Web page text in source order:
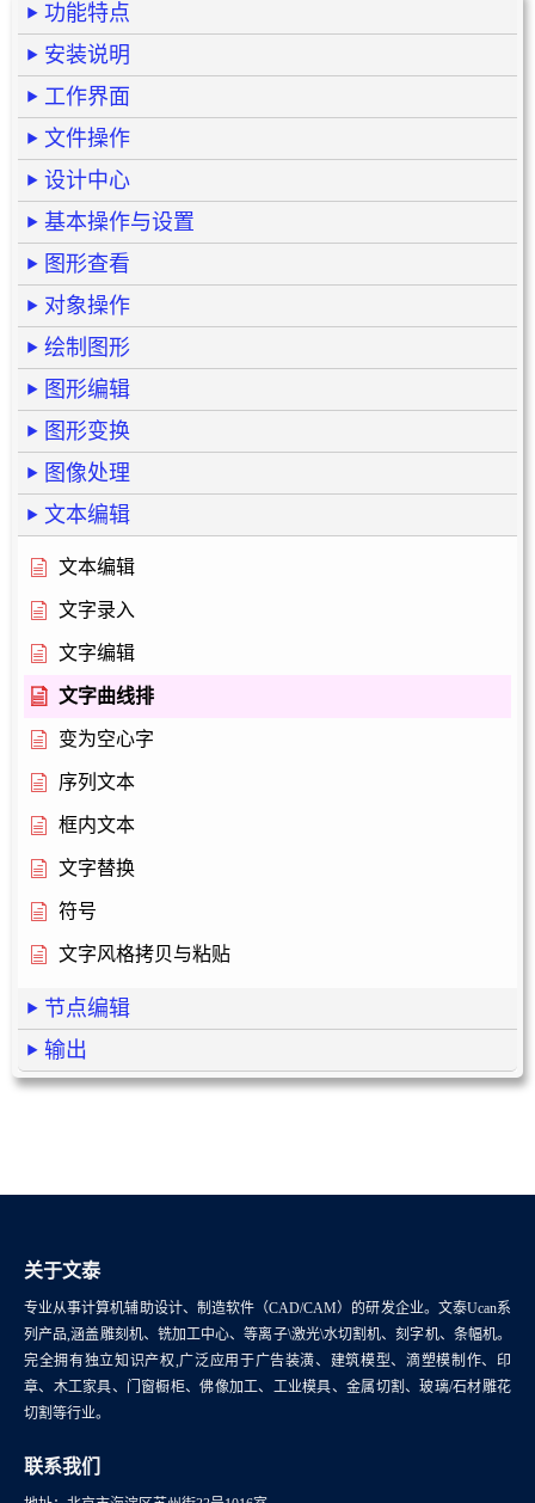
功能特点
安装说明
工作界面
文件操作
设计中心
基本操作与设置
图形查看
对象操作
绘制图形
图形编辑
图形变换
图像处理
文本编辑
文本编辑
文字录入
文字编辑
文字曲线排
变为空心字
序列文本
框内文本
文字替换
符号
文字风格拷贝与粘贴
节点编辑
输出
关于文泰
专业从事计算机辅助设计、制造软件（CAD/CAM）的研发企业。文泰Ucan系
列产品,涵盖雕刻机、铣加工中心、等离子\激光\水切割机、刻字机、条幅机。
完全拥有独立知识产权,广泛应用于广告装潢、建筑模型、滴塑模制作、印
章、木工家具、门窗橱柜、佛像加工、工业模具、金属切割、玻璃/石材雕花
切割等行业。
联系我们